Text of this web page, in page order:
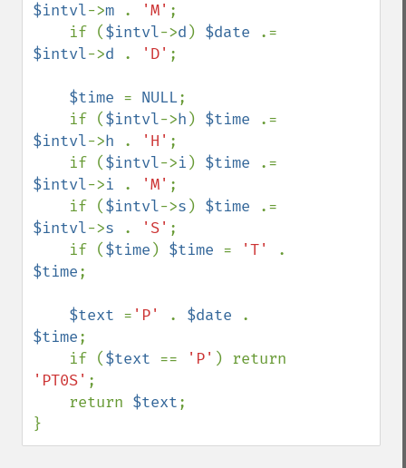
$intvl->m . 'M' ;
    if (
$intvl->d ) $date
$intvl->d . 'D' ;
$time = NULL;
    if (
$intvl->h ) $time
$intvl->h . 'H' ;
    if (
$intvl->i ) $time
$intvl->i . 'M' ;
    if (
$intvl->s ) $time
$intvl->s . 'S' ;
    if (
$time ) $time = 'T'
$time;
$text = 'P' . $date
$time;
    if (
$text == 'P'
'PT0S' ;
    return
$text;
}